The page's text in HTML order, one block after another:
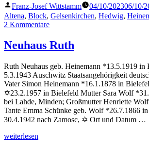
Veröffentlicht
von
Franz-Josef Wittstamm 04/10/202306/10/
Altena, Block, Gelsenkirchen, Hedwig,
2 Kommentarezu
Hedwig
Neuhaus Ruth
Ruth Neuhaus geb. Heinemann *13.5.1919
5.3.1943 Auschwitz Staatsangehörigkeit
Vater Simon Heinemann *16.1.1878 in
✡23.2.1957 in Bielefeld Mutter Sara Wolf
bei Lahde, Minden; Großmutter Henriette
Tante Emma Schünke geb. Wolf *26.7.1866
30.4.1942 nach Zamosc, ✡ Ort und Datum …
„Neuhaus
weiterlesen